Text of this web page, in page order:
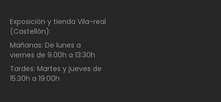
Exposición y tienda Vila-real
(Castellón):
Mañanas: De lunes a
viernes de 9.00h a 13:30h
Tardes: Martes y jueves de
15:30h a 19:00h